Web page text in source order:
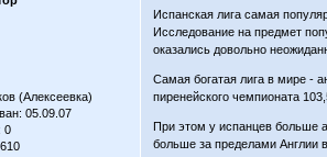
(Алексеевка)
: 05.09.07
0
Испанская лига самая
Исследование на предмет
оказались довольно
Самая богатая лига в мире -
пиренейского чемпионата
При этом у испанцев больше
больше за пределами Англии